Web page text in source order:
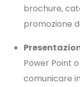
brochure,
promozione
Power Point
comunicare